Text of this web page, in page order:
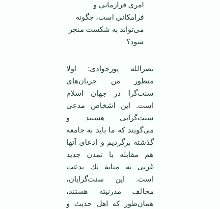
امری فرازمانی و
فرامكانی است، چگونه
می‌تواند به شكست منجر
شود؟
نصرالله پورجوادی: اولا
منظور من جریان‌های
سنت‌گرا در جهان اسلام
است. این اشخاص مدعی
سنت‌گرایی هستند و
می‌گویند كه ما باید به جامعه
گذشته برگردیم و ادعای آنها
هم مقابله با تمدن جدید
غربی به مثابۀ یك بدعت
است. این سنت‌گرایان،
مخالف مدرنیته هستند،
همان‌طور كه اهل حدیث و